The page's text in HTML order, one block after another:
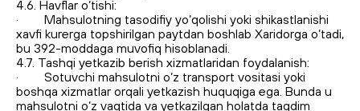
4.6. Havflar o‘tishi:
· Mahsulotning tasodifiy yo‘qolishi yoki shikastlanishi
xavfi kurerga topshirilgan paytdan boshlab Xaridorga o‘tadi,
bu 392-moddaga muvofiq hisoblanadi.
4.7. Tashqi yetkazib berish xizmatlaridan foydalanish:
· Sotuvchi mahsulotni o‘z transport vositasi yoki
boshqa xizmatlar orqali yetkazish huquqiga ega. Bunda u
mahsulotni o‘z vaqtida va yetkazilgan holatda taqdim